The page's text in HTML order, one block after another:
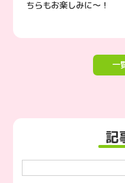
ちらもお楽しみに〜！
一
記